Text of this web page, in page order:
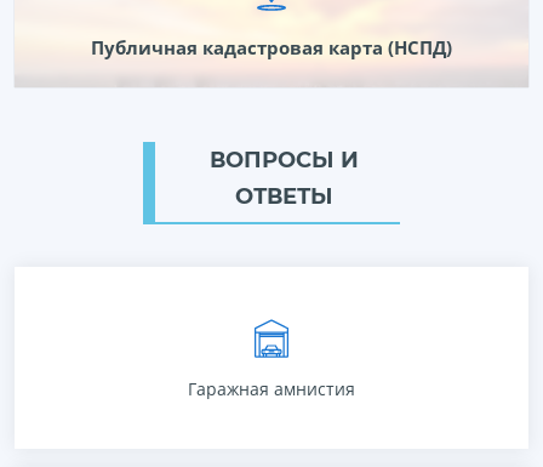
Публичная кадастровая карта (НСПД)
ВОПРОСЫ И
ОТВЕТЫ
Гаражная амнистия
Федерации» («О гаражной амнистии»), вступающий в силу с 1
сентября 2021 года, предоставит широкие возможности для